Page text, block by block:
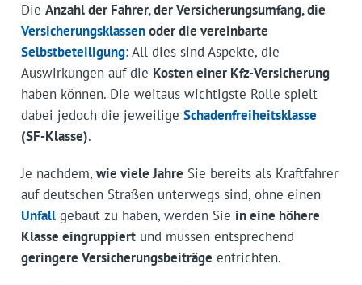
Die Anzahl der Fahrer, der Versicherungsumfang, die
Versicherungsklassenoder die vereinbarte
Selbstbeteiligung: All dies sind Aspekte, die
Auswirkungen auf die Kosten einer Kfz-Versicherung
haben können. Die weitaus wichtigste Rolle spielt
dabei jedoch die jeweilige Schadenfreiheitsklasse
(SF-Klasse).
Je nachdem, wie viele Jahre Sie bereits als Kraftfahrer
auf deutschen Straßen unterwegs sind, ohne einen
Unfallgebaut zu haben, werden Sie in eine höhere
Klasse eingruppiertund müssen entsprechend
geringere Versicherungsbeiträge entrichten.